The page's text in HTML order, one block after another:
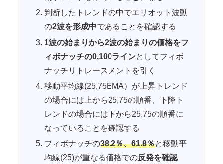
判断したトレンドの中でエリオット波動
の2波を形成中であることを確認する
1波の始まりから2波の始まりの価格をフ
ィボナッチの0,100ラインとしてフィボ
ナッチリトレースメントを引く
移動平均線(25,75EMA）が上昇トレンド
の場合には上から25,75の順番、下降ト
レンドの場合には下から25,75の順番に
なっていることを確認する
フィボナッチの38.2％、61.8％と移動平
均線(25)が重なる価格での反発を確認